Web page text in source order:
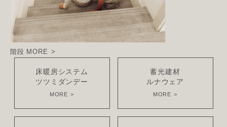
階段 MORE
床暖房システム
ツツミダンデー
MORE
蓄光建材
ルナウェア
MORE